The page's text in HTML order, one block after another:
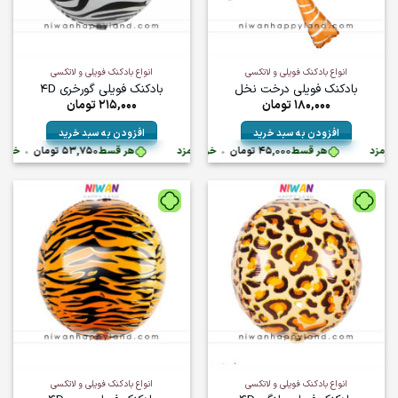
است
صفحه
محصول
انتخاب
شوند
ممکن
است
صفحه
محصول
انتخاب
شوند
هر قسط45,000تومان • خرید قسطی با ترب‌پی بدون کارمزد
انواع بادکنک فویلی و لاتکسی
بادکنک فویلی درخت نخل
180,000تومان
افزودن به سبد خرید
هر قسط53,750تومان • خرید قسطی تومان خرید قسطی با ترب‌پی بدون کارمزد
انواع بادکنک فویلی و لاتکسی
بادکنک فویلی گورخری 4D
215,000تومان
افزودن به سبد خرید
انواع بادکنک فویلی و لاتکسی انواع بادکنک فویلی و لاتکسی